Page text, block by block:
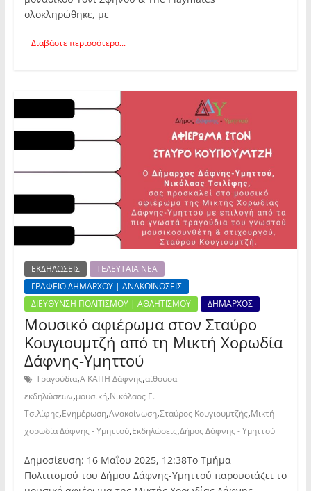
ολοκληρώθηκε, με
Διαβάστε περισσότερα...
ΕΚΔΗΛΩΣΕΙΣ
ΤΕΛΕΥΤΑΙΑ ΝΕΑ
ΓΡΑΦΕΙΟ ΔΗΜΑΡΧΟΥ | ΑΝΑΚΟΙΝΩΣΕΙΣ
ΔΙΕΥΘΥΝΣΗ ΠΟΛΙΤΙΣΜΟΥ | ΑΘΛΗΤΙΣΜΟΥ
ΔΗΜΑΡΧΟΣ
Μουσικό αφιέρωμα στον Σταύρο
Κουγιουμτζή από τη Μικτή Χορωδία
Δάφνης-Υμηττού
Τραγούδια,Α ΚΑΠΗ Δάφνης,αίθουσα
εκδηλώσεων,μουσική,Νικόλαος Ε.
Τσιλίφης,Ενημέρωση,Ανακοίνωση,Σταύρος Κουγιουμτζής,Μικτή
χορωδία Δάφνης - Υμηττού,Εκδηλώσεις,Δήμος Δάφνης - Υμηττού
Δημοσίευση: 16 Μαΐου 2025, 12:38Το Τμήμα
Πολιτισμού του Δήμου Δάφνης-Υμηττού παρουσιάζει το